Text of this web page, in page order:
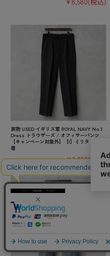
実物 USED イギリス軍 ROYAL NAVY No.3
Dress トラウザーズ / オフィサーパンツ
【キャンペーン対象外】【I】ミリタリー 古
着
¥3,850(税込)